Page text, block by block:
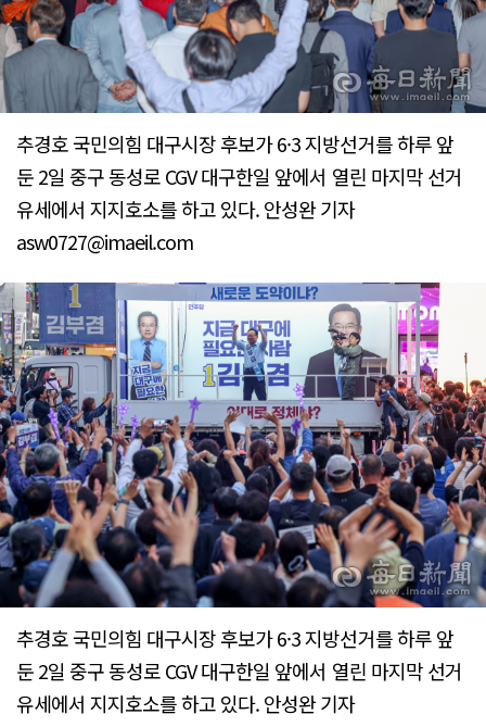
추경호 국민의힘 대구시장 후보가 6·3 지방선거를 하루 앞
둔 2일 중구 동성로 CGV 대구한일 앞에서 열린 마지막 선거
유세에서 지지호소를 하고 있다. 안성완 기자
asw0727@imaeil.com
추경호 국민의힘 대구시장 후보가 6·3 지방선거를 하루 앞
둔 2일 중구 동성로 CGV 대구한일 앞에서 열린 마지막 선거
유세에서 지지호소를 하고 있다. 안성완 기자